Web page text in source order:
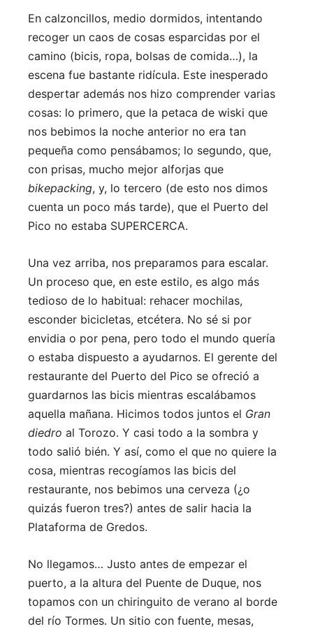
En calzoncillos, medio dormidos, intentando
recoger un caos de cosas esparcidas por el
camino (bicis, ropa, bolsas de comida…), la
escena fue bastante ridícula. Este inesperado
despertar además nos hizo comprender varias
cosas: lo primero, que la petaca de wiski que
nos bebimos la noche anterior no era tan
pequeña como pensábamos; lo segundo, que,
con prisas, mucho mejor alforjas que
bikepacking, y, lo tercero (de esto nos dimos
cuenta un poco más tarde), que el Puerto del
Pico no estaba SUPERCERCA.
Una vez arriba, nos preparamos para escalar.
Un proceso que, en este estilo, es algo más
tedioso de lo habitual: rehacer mochilas,
esconder bicicletas, etcétera. No sé si por
envidia o por pena, pero todo el mundo quería
o estaba dispuesto a ayudarnos. El gerente del
restaurante del Puerto del Pico se ofreció a
guardarnos las bicis mientras escalábamos
aquella mañana. Hicimos todos juntos el Gran
diedro al Torozo. Y casi todo a la sombra y
todo salió bién. Y así, como el que no quiere la
cosa, mientras recogíamos las bicis del
restaurante, nos bebimos una cerveza (¿o
quizás fueron tres?) antes de salir hacia la
Plataforma de Gredos.
No llegamos… Justo antes de empezar el
puerto, a la altura del Puente de Duque, nos
topamos con un chiringuito de verano al borde
del río Tormes. Un sitio con fuente, mesas,